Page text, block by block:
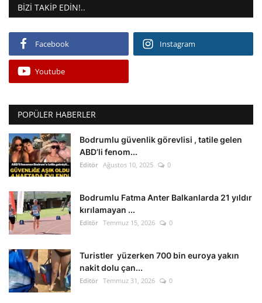
BIZI TAKIP EDIN!..
Facebook Instagram
Youtube
POPÜLER HABERLER
Bodrumlu güvenlik görevlisi , tatile gelen
ABD’li fenom...
Editör Ağustos 10, 2025 0
Bodrumlu Fatma Anter Balkanlarda 21 yıldır
kırılamayan ...
Editör Temmuz 15, 2026 0
Turistler yüzerken 700 bin euroya yakın
nakit dolu çan...
Editör Temmuz 31, 2026 0